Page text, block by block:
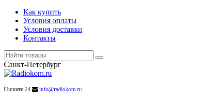
Как купить
Условия оплаты
Условия доставки
Контакты
Санкт-Петербург
Пишите 24 info@radiokom.ru